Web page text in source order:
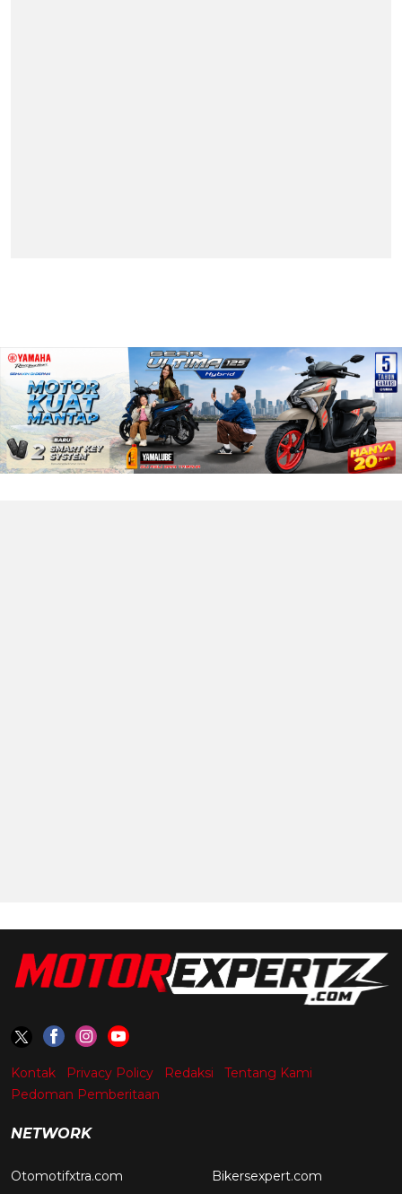
Kontak Privacy Policy Redaksi
Tentang Kami
Pedoman Pemberitaan
NETWORK
Otomotifxtra.com Bikersexpert.com